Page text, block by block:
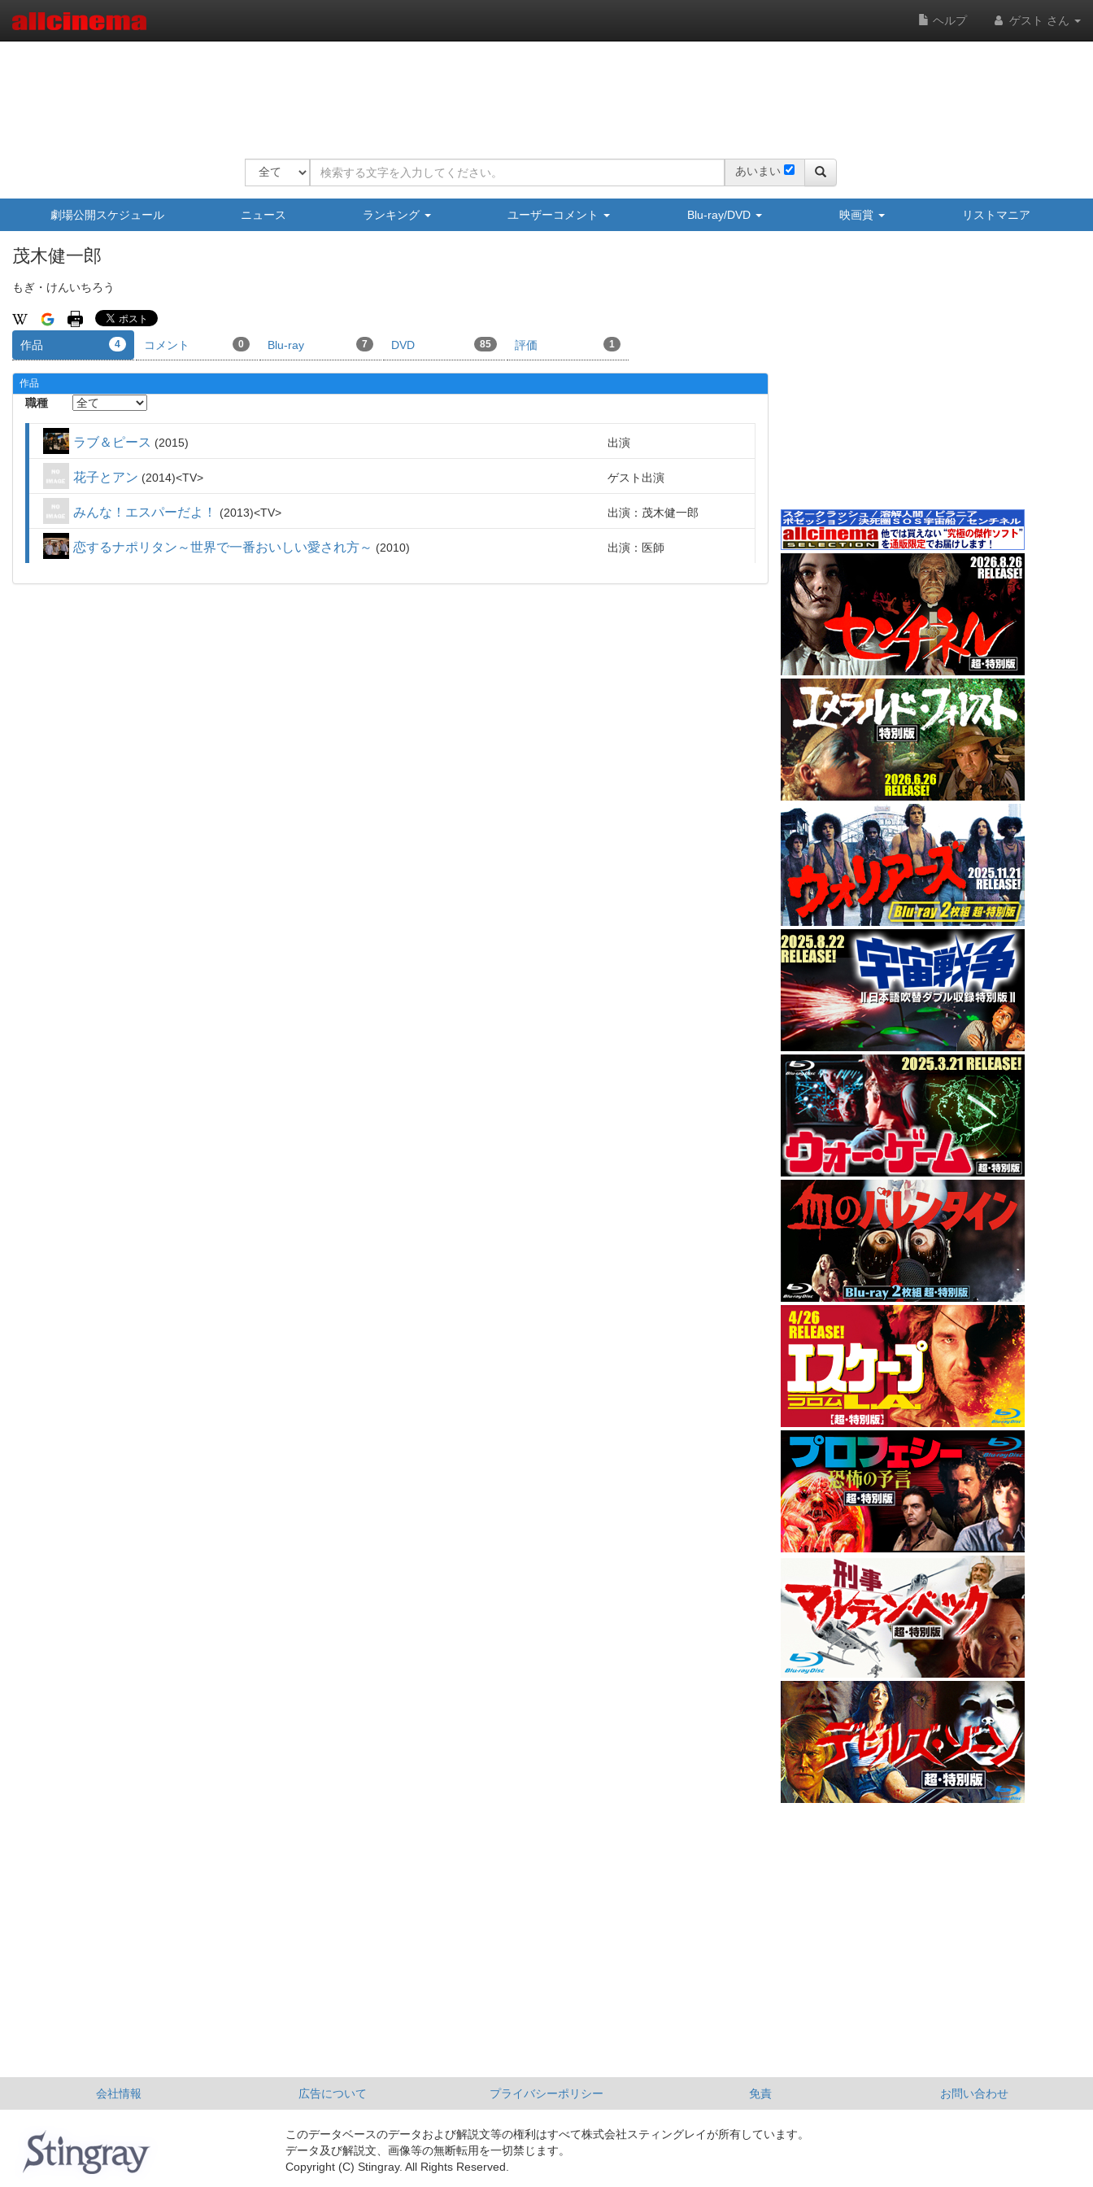
ヘルプ ゲスト さん
あいまい
劇場公開スケジュール ニュース ランキング ユーザーコメント Blu-ray/DVD 映画賞 リストマニア
茂木健一郎
もぎ・けんいちろう
作品 4 コメント 0 Blu-ray 7 DVD 85 評価 1
作品
職種
ラブ＆ピース 2015 出演
花子とアン 2014 TV ゲスト出演
みんな！エスパーだよ！ 2013 TV 出演：茂木健一郎
恋するナポリタン～世界で一番おいしい愛され方～ 2010 出演：医師
会社情報 広告について プライバシーポリシー 免責 お問い合わせ
このデータベースのデータおよび解説文等の権利はすべて株式会社スティングレイが所有しています。
データ及び解説文、画像等の無断転用を一切禁じます。
Copyright (C) Stingray. All Rights Reserved.